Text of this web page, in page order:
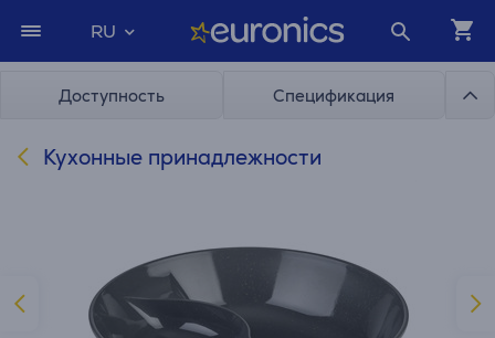
RU
Доступность Спецификация
Кухонные принадлежности